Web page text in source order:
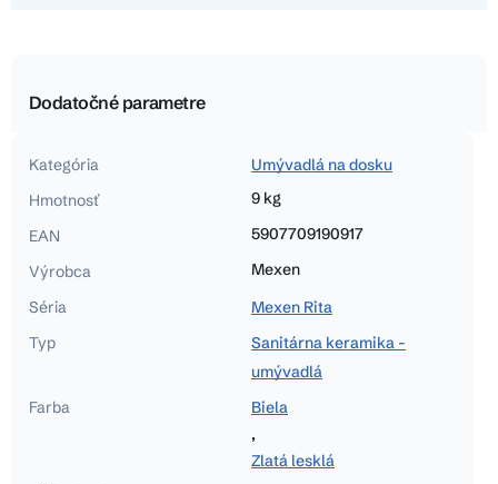
Dodatočné parametre
Kategória
Umývadlá na dosku
Hmotnosť
9 kg
EAN
5907709190917
Výrobca
Mexen
Séria
Mexen Rita
Typ
Sanitárna keramika -
umývadlá
Farba
Biela
,
Zlatá lesklá